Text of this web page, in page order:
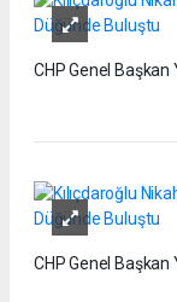
CHP Genel Başkan
CHP Genel Başkan